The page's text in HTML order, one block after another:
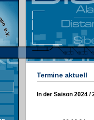
Termine aktuell
In der Saison 2024